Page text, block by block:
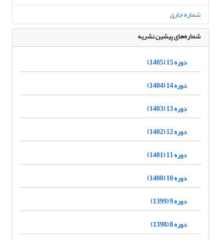
شماره جاری
شماره‌های پیشین نشریه
دوره 15 (1405)
دوره 14 (1404)
دوره 13 (1403)
دوره 12 (1402)
دوره 11 (1401)
دوره 10 (1400)
دوره 9 (1399)
دوره 8 (1398)